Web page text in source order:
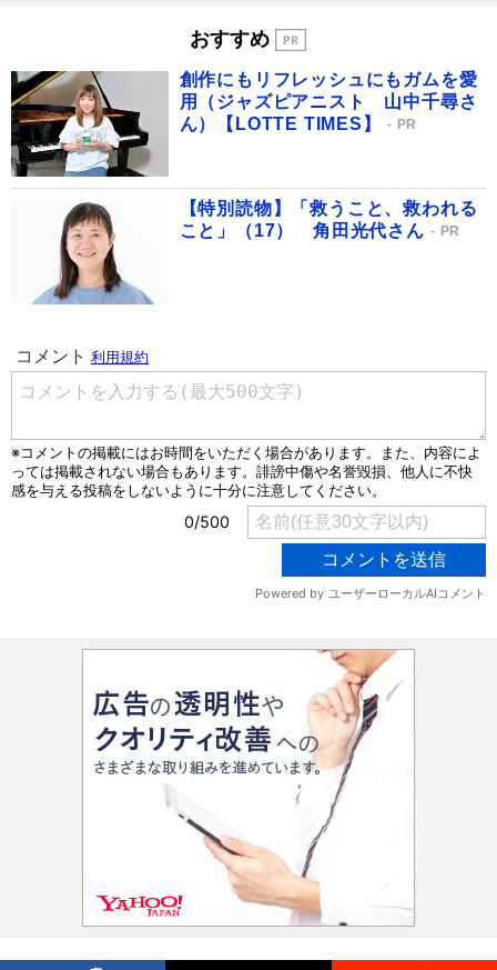
おすすめ
創作にもリフレッシュにもガムを愛
用（ジャズピアニスト 山中千尋さ
ん）【LOTTE TIMES】
PR
【特別読物】「救うこと、救われる
こと」（17） 角田光代さん
PR